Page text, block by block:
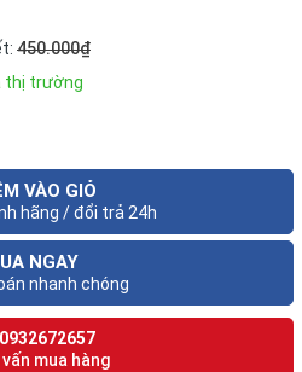
450.000₫
thị trường
VÀO GIỎ
hãng / đổi trả 24h
NGAY
nhanh chóng
0932672657
mua hàng